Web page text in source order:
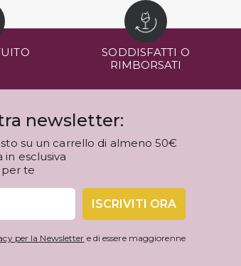
SODDISFATTI O
RIMBORSATI
newsletter:
su un carrello di almeno 50€
esclusiva
per te
ISCRIVITI ORA
per la Newsletter e di essere maggiorenne